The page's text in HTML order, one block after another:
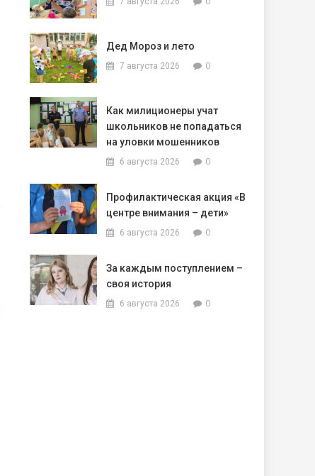
Дед Мороз и лето
7 августа 2026 0
Как милиционеры учат
школьников не попадаться
на уловки мошенников
6 августа 2026 0
Профилактическая акция «В
центре внимания – дети»
6 августа 2026 0
За каждым поступлением –
своя история
6 августа 2026 0